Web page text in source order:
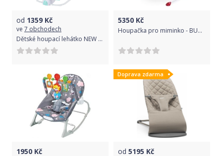
od 1359 Kč
ve 7 obchodech
Dětské houpací lehátko NEW BABY SHAKY Mint
5350 Kč
Houpačka pro miminko - BUGIES červená - Caretero
1950 Kč
Doprava zdarma
od 5195 Kč